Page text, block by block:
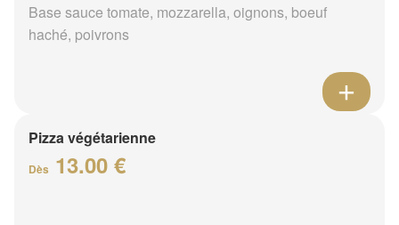
Base sauce tomate, mozzarella, oignons, boeuf
haché, poivrons
Pizza végétarienne
Dès 13.00 €